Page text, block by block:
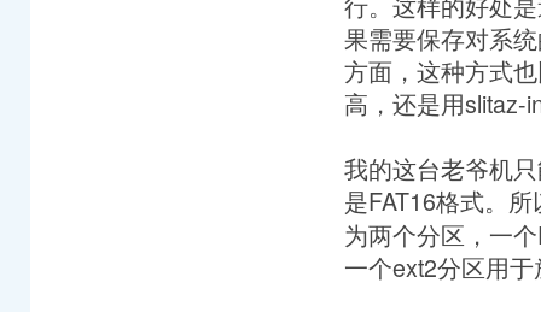
果需要保存对系
方面，这种方式
高，还是用slitaz-
我的这台老爷机
是FAT16格式。
为两个分区，一
一个ext2分区用